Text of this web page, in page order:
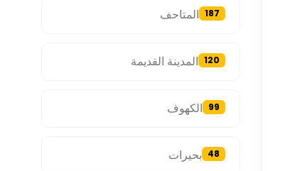
المتاحف 187
المدينة القديمة 120
الكهوف 99
بحيرات 48